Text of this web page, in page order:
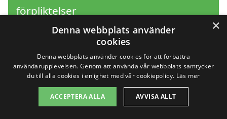
förpliktelser
Sök efter en
professionell för
×
Denna webbplats använder
cookies
Denna webbplats använder cookies för att förbättra
användarupplevelsen. Genom att använda vår webbplats samtycker
du till alla cookies i enlighet med vår cookiepolicy. Läs mer
ACCEPTERA ALLA AVVISA ALLT